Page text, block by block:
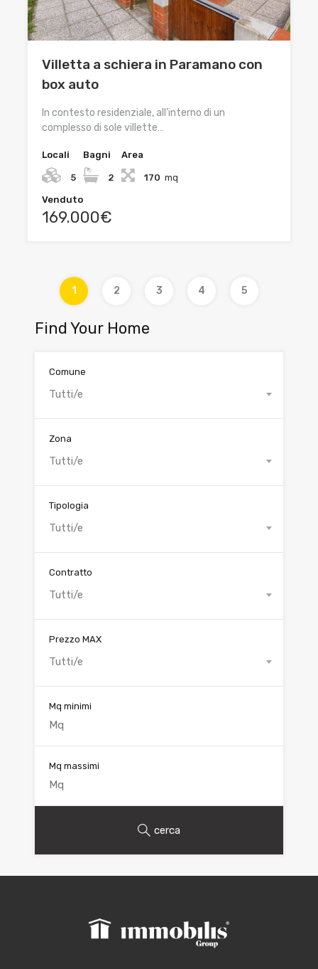
Villetta a schiera in Paramano con
box auto
In contesto residenziale, all’interno di un
complesso di sole villette…
Locali
5
Bagni
2
Area
170 mq
Venduto
169.000€
1 2 3 4 5
Find Your Home
Comune
Tutti/e
Zona
Tutti/e
Tipologia
Tutti/e
Contratto
Tutti/e
Prezzo MAX
Tutti/e
Mq minimi
Mq massimi
cerca